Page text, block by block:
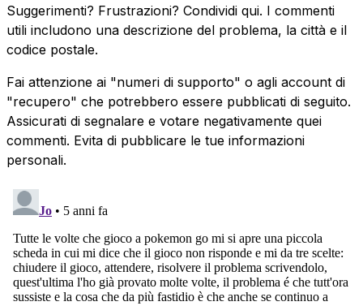
Suggerimenti? Frustrazioni? Condividi qui. I commenti
utili includono una descrizione del problema, la città e il
codice postale.
Fai attenzione ai "numeri di supporto" o agli account di
"recupero" che potrebbero essere pubblicati di seguito.
Assicurati di segnalare e votare negativamente quei
commenti. Evita di pubblicare le tue informazioni
personali.